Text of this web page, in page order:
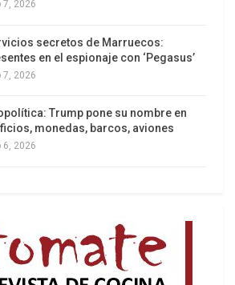
la espalda a Trump
7, 2026
secretos de Marruecos:
en el espionaje con ‘Pegasus’
7, 2026
Trump pone su nombre en
monedas, barcos, aviones
6, 2026